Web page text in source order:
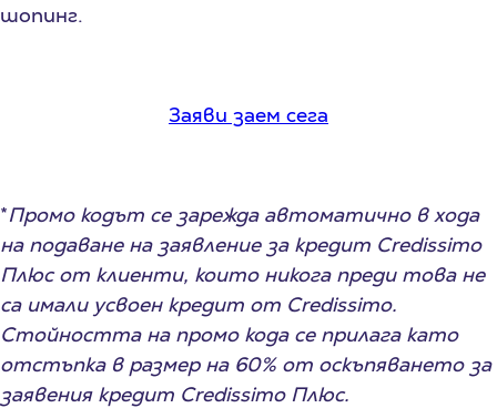
шопинг.
Заяви заем сега
*Промо кодът се зарежда автоматично в хода
на подаване на заявление за кредит Credissimo
Плюс от клиенти, които никога преди това не
са имали усвоен кредит от Credissimo.
Стойността на промо кода се прилага като
отстъпка в размер на 60% от оскъпяването за
заявения кредит Credissimo Плюс.